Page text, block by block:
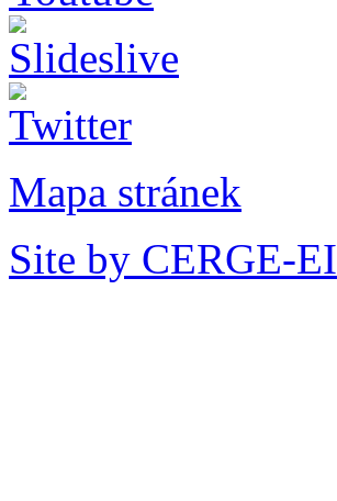
Mapa stránek
Site by CERGE-EI